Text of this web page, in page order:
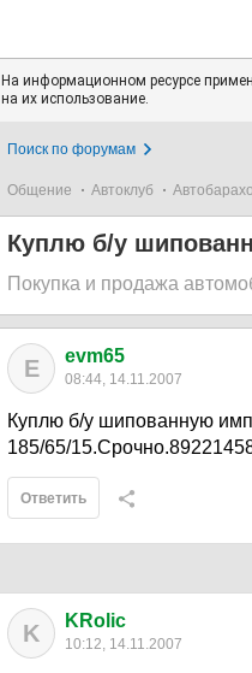
На информационном ресурсе
на их использование.
Поиск по форумам
Общение Автоклуб
Куплю б/у
Покупка и продажа
E evm65
08:44, 14.11.2007
Куплю б/у шипованную
185/65/
Ответить
K KRolic
10:12, 14.11.2007